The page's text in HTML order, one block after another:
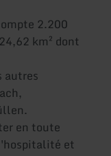
2.200
km² dont
autres
en toute
et